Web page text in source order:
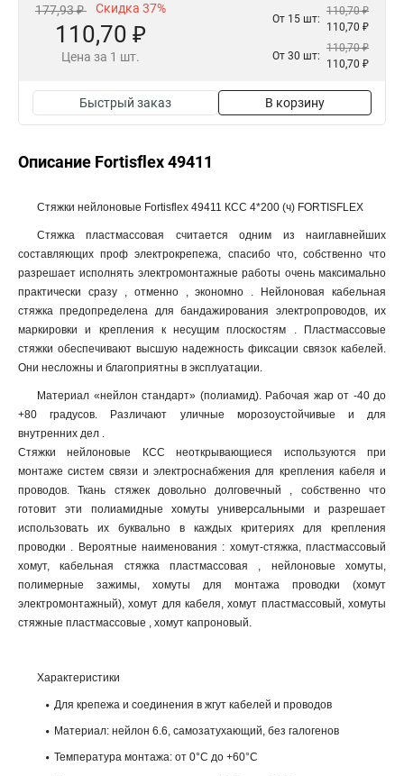
177,93 ₽ Скидка 37%
110,70 ₽
Цена за 1 шт.
От 15 шт:
110,70 ₽
110,70 ₽
От 30 шт:
110,70 ₽
110,70 ₽
Быстрый заказ В корзину
Описание Fortisflex 49411
Стяжки нейлоновые Fortisflex 49411 КСС 4*200 (ч) FORTISFLEX
Стяжка пластмассовая считается одним из наиглавнейших
составляющих проф электрокрепежа, спасибо что, собственно что
разрешает исполнять электромонтажные работы очень максимально
практически сразу , отменно , экономно . Нейлоновая кабельная
стяжка предопределена для бандажирования электропроводов, их
маркировки и крепления к несущим плоскостям . Пластмассовые
стяжки обеспечивают высшую надежность фиксации связок кабелей.
Они несложны и благоприятны в эксплуатации.
Материал «нейлон стандарт» (полиамид). Рабочая жар от -40 до
+80 градусов. Различают уличные морозоустойчивые и для
внутренних дел .
Стяжки нейлоновые КСС неоткрывающиеся используются при
монтаже систем связи и электроснабжения для крепления кабеля и
проводов. Ткань стяжек довольно долговечный , собственно что
готовит эти полиамидные хомуты универсальными и разрешает
использовать их буквально в каждых критериях для крепления
проводки . Вероятные наименования : хомут-стяжка, пластмассовый
хомут, кабельная стяжка пластмассовая , нейлоновые хомуты,
полимерные зажимы, хомуты для монтажа проводки (хомут
электромонтажный), хомут для кабеля, хомут пластмассовый, хомуты
стяжные пластмассовые , хомут капроновый.
Характеристики
Для крепежа и соединения в жгут кабелей и проводов
Материал: нейлон 6.6, самозатухающий, без галогенов
Температура монтажа: от 0°С до +60°С